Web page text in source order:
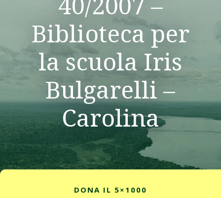
Biblioteca per
la scuola Iris
Bulgarelli –
Carolina
DONA IL 5×1000